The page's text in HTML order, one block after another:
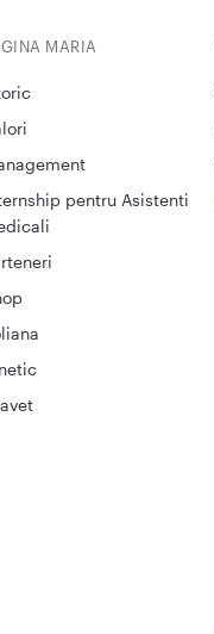
MARIA
pentru Asistenti